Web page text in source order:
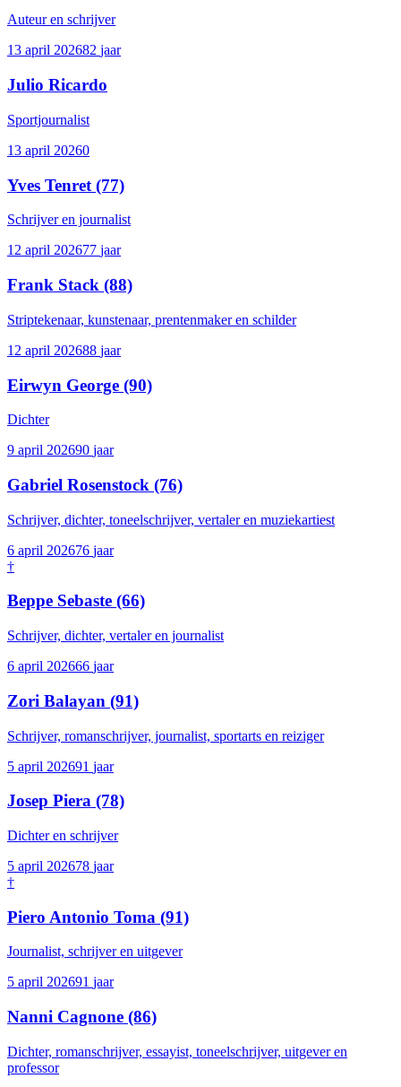
Auteur en schrijver
13 april 202682 jaar
Julio Ricardo
Sportjournalist
13 april 20260
Yves Tenret (77)
Schrijver en journalist
12 april 202677 jaar
Frank Stack (88)
Striptekenaar, kunstenaar, prentenmaker en schilder
12 april 202688 jaar
Eirwyn George (90)
Dichter
9 april 202690 jaar
Gabriel Rosenstock (76)
Schrijver, dichter, toneelschrijver, vertaler en muziekartiest
6 april 202676 jaar
†
Beppe Sebaste (66)
Schrijver, dichter, vertaler en journalist
6 april 202666 jaar
Zori Balayan (91)
Schrijver, romanschrijver, journalist, sportarts en reiziger
5 april 202691 jaar
Josep Piera (78)
Dichter en schrijver
5 april 202678 jaar
†
Piero Antonio Toma (91)
Journalist, schrijver en uitgever
5 april 202691 jaar
Nanni Cagnone (86)
Dichter, romanschrijver, essayist, toneelschrijver, uitgever en
professor